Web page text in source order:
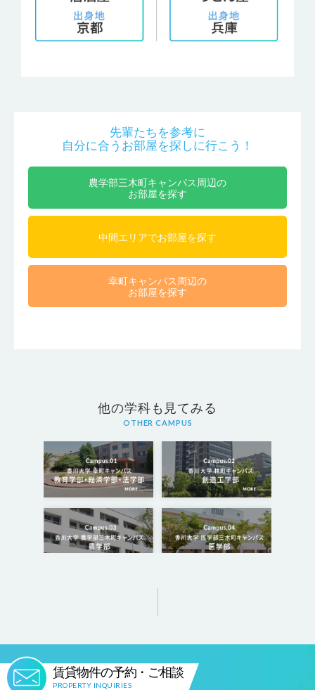
先輩たちを参考に
自分に合うお部屋を探しに行こう！
農学部三木町キャンパス周辺の
お部屋を探す
中間エリアでお部屋を探す
幸町キャンパス周辺の
お部屋を探す
他の学科も見てみる
OTHER CAMPUS
賃貸物件の予約・ご相談
PROPERTY INQUIRIES